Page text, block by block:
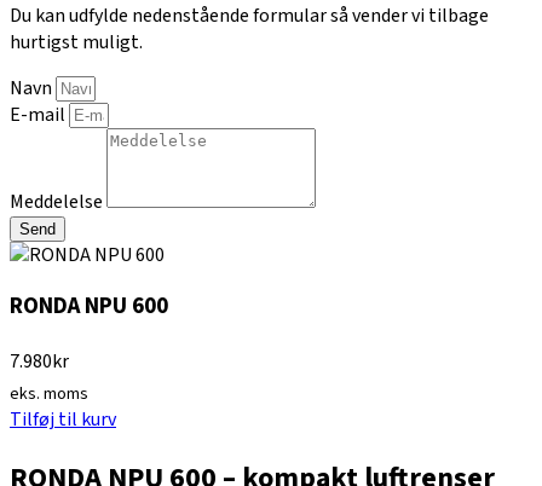
Du kan udfylde nedenstående formular så vender vi tilbage
hurtigst muligt.
Navn
E-mail
Meddelelse
Send
RONDA NPU 600
7.980kr
eks. moms
Tilføj til kurv